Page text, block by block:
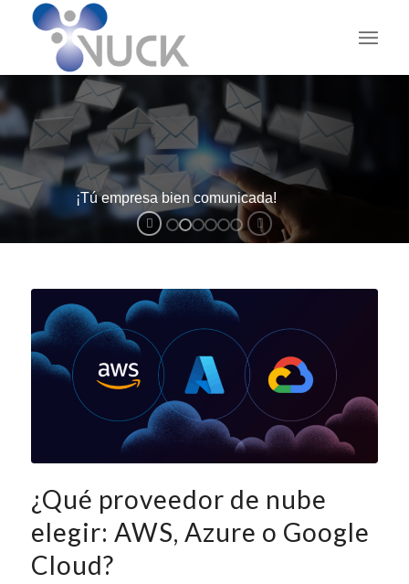
¡Tú empresa bien comunicada!
¿Qué proveedor de nube
elegir: AWS, Azure o Google
Cloud?